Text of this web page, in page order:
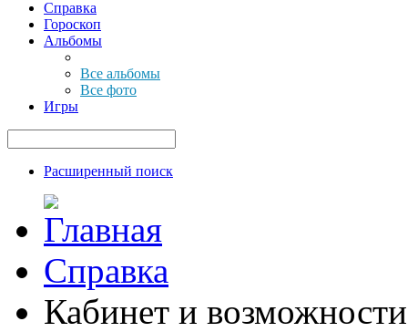
Справка
Гороскоп
Альбомы
Все альбомы
Все фото
Игры
Расширенный поиск
Справка
Кабинет и